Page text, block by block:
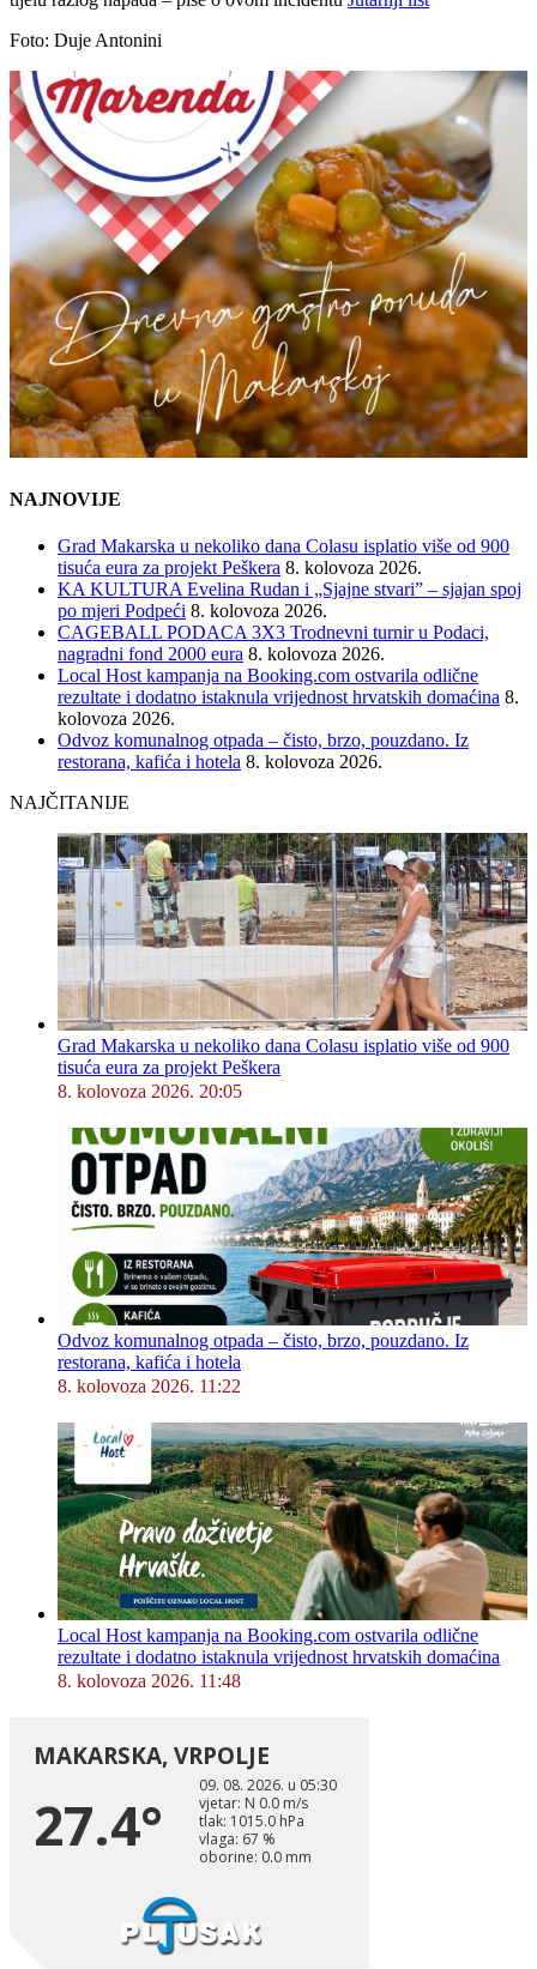
Foto: Duje Antonini
NAJNOVIJE
Grad Makarska u nekoliko dana Colasu isplatio više od 900
tisuća eura za projekt Peškera 8. kolovoza 2026.
KA KULTURA Evelina Rudan i „Sjajne stvari” – sjajan spoj
po mjeri Podpeći 8. kolovoza 2026.
CAGEBALL PODACA 3X3 Trodnevni turnir u Podaci,
nagradni fond 2000 eura 8. kolovoza 2026.
Local Host kampanja na Booking.com ostvarila odlične
rezultate i dodatno istaknula vrijednost hrvatskih domaćina 8.
kolovoza 2026.
Odvoz komunalnog otpada – čisto, brzo, pouzdano. Iz
restorana, kafića i hotela 8. kolovoza 2026.
NAJČITANIJE
Grad Makarska u nekoliko dana Colasu isplatio više od 900
tisuća eura za projekt Peškera
8. kolovoza 2026. 20:05
Odvoz komunalnog otpada – čisto, brzo, pouzdano. Iz
restorana, kafića i hotela
8. kolovoza 2026. 11:22
Local Host kampanja na Booking.com ostvarila odlične
rezultate i dodatno istaknula vrijednost hrvatskih domaćina
8. kolovoza 2026. 11:48